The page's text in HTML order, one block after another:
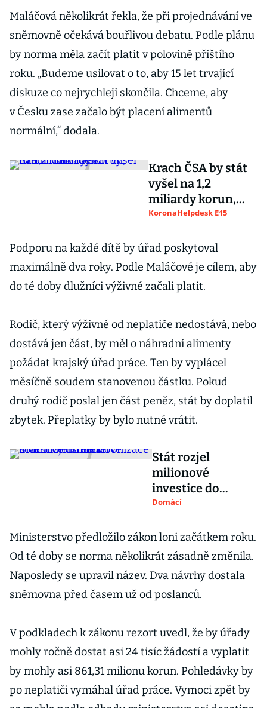
Maláčová několikrát řekla, že při projednávání ve
sněmovně očekává bouřlivou debatu. Podle plánu
by norma měla začít platit v polovině příštího
roku. „Budeme usilovat o to, aby 15 let trvající
diskuze co nejrychleji skončila. Chceme, aby
v Česku zase začalo být placení alimentů
normální,“ dodala.
Krach ČSA by stát
vyšel na 1,2
miliardy korun,
uvedl Hamáček
KoronaHelpdesk E15
Podporu na každé dítě by úřad poskytoval
maximálně dva roky. Podle Maláčové je cílem, aby
do té doby dlužníci výživné začali platit.
Rodič, který výživné od neplatiče nedostává, nebo
dostává jen část, by měl o náhradní alimenty
požádat krajský úřad práce. Ten by vyplácel
měsíčně soudem stanovenou částku. Pokud
druhý rodič poslal jen část peněz, stát by doplatil
zbytek. Přeplatky by bylo nutné vrátit.
Stát rozjel
milionové
investice do
elektronizace
Domácí
Ministerstvo předložilo zákon loni začátkem roku.
Od té doby se norma několikrát zásadně změnila.
Naposledy se upravil název. Dva návrhy dostala
sněmovna před časem už od poslanců.
V podkladech k zákonu rezort uvedl, že by úřady
mohly ročně dostat asi 24 tisíc žádostí a vyplatit
by mohly asi 861,31 milionu korun. Pohledávky by
po neplatiči vymáhal úřad práce. Vymoci zpět by